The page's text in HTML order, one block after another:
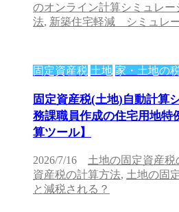
のオンライン計算シミュレー
法, 新築住宅軽減 シミュレ
固定資産税 土地 家・土地の
固定資産税(土地)自動計算
務課職員作成の住宅用地特
算ツール】
2026/7/16 土地の固定資産
資産税の計算方法, 土地の固
と減税される？